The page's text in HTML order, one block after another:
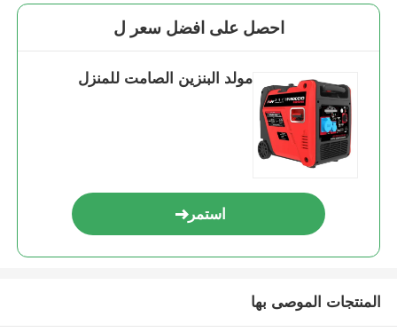
احصل على افضل سعر ل
مولد البنزين الصامت للمنزل
استمر
المنتجات الموصى بها